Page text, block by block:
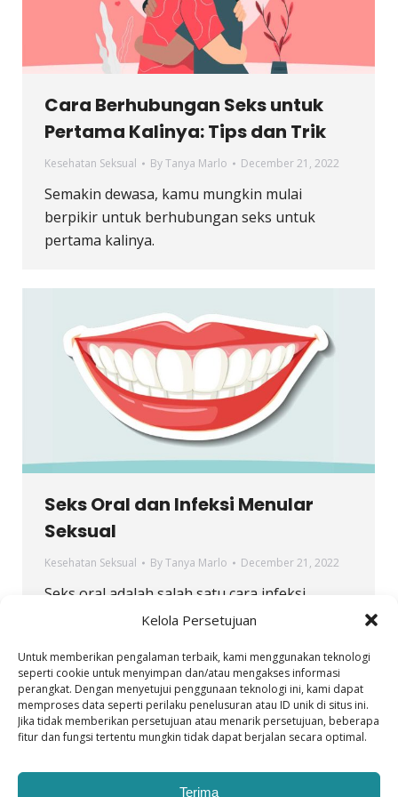
Kelola Persetujuan
Untuk memberikan pengalaman terbaik, kami menggunakan teknologi
seperti cookie untuk menyimpan dan/atau mengakses informasi
perangkat. Dengan menyetujui penggunaan teknologi ini, kami dapat
memproses data seperti perilaku penelusuran atau ID unik di situs ini.
Jika tidak memberikan persetujuan atau menarik persetujuan, beberapa
fitur dan fungsi tertentu mungkin tidak dapat berjalan secara optimal.
Terima
Cara Berhubungan Seks untuk
Pertama Kalinya: Tips dan Trik
Kesehatan Seksual ByTanya Marlo December 21, 2022
Semakin dewasa, kamu mungkin mulai
berpikir untuk berhubungan seks untuk
pertama kalinya.
Seks Oral dan Infeksi Menular
Seksual
Kesehatan Seksual ByTanya Marlo December 21, 2022
Seks oral adalah salah satu cara infeksi
menular seksual (IMS) yang paling sering